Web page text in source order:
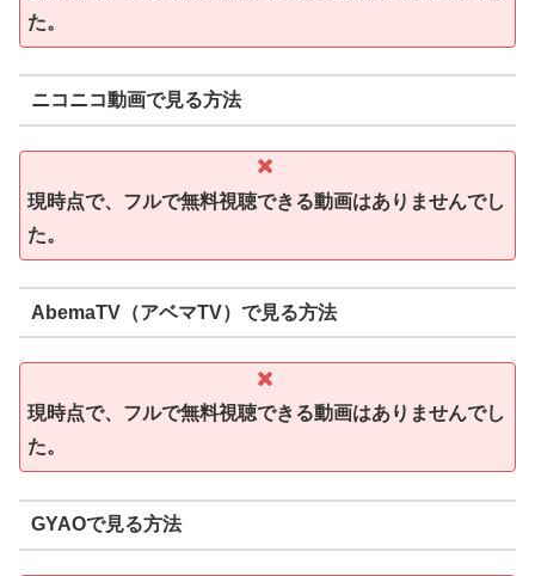
た。
ニコニコ動画で見る方法
現時点で、フルで無料視聴できる動画はありませんでし
た。
AbemaTV（アベマTV）で見る方法
現時点で、フルで無料視聴できる動画はありませんでし
た。
GYAOで見る方法